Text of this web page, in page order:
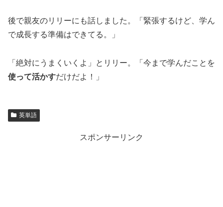
後で親友のリリーにも話しました。「緊張するけど、学ん
で成長する準備はできてる。」
「絶対にうまくいくよ」とリリー。「今まで学んだことを
使って活かすだけだよ！」
英単語
スポンサーリンク